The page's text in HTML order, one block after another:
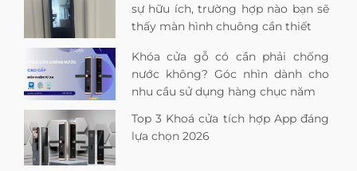
sự hữu ích, trường hợp nào bạn sẽ
thấy màn hình chuông cần thiết
Khóa cửa gỗ có cần phải chống
nước không? Góc nhìn dành cho
nhu cầu sử dụng hàng chục năm
Top 3 Khoá cửa tích hợp App đáng
lựa chọn 2026